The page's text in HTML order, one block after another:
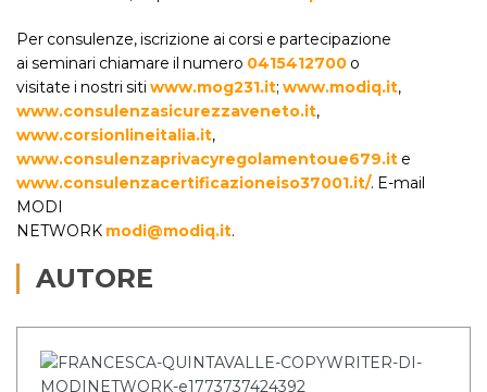
Per consulenze, iscrizione ai corsi e partecipazione
ai seminari chiamare il numero 0415412700 o
visitate i nostri siti www.mog231.it; www.modiq.it,
www.consulenzasicurezzaveneto.it,
www.corsionlineitalia.it,
www.consulenzaprivacyregolamentoue679.it e
www.consulenzacertificazioneiso37001.it/. E-mail
MODI
NETWORK modi@modiq.it.
AUTORE